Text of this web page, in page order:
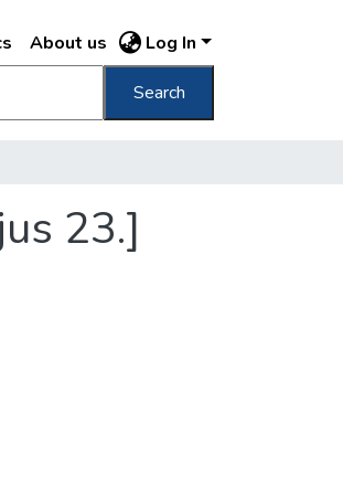
About us Log In
Search
23.]